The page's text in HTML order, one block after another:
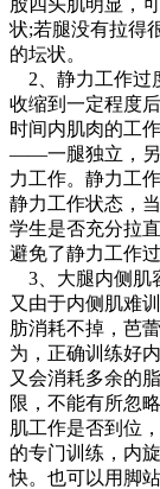
状;若腿没有拉得
的坛状。
2、静力工作过
收缩到一定程度
时间内肌肉的工
——一腿独立，另
力工作。静力工
静力工作状态，
学生是否充分拉
避免了静力工作过
3、大腿内侧肌
又由于内侧肌难
肪消耗不掉，芭
为，正确训练好
又会消耗多余的
限，不能有所忽
肌工作是否到位
的专门训练，内
快。也可以用脚